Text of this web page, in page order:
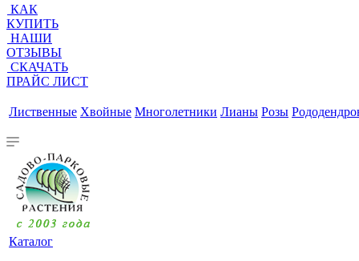
КАК
КУПИТЬ
НАШИ
ОТЗЫВЫ
СКАЧАТЬ
ПРАЙС ЛИСТ
Лиственные Хвойные Многолетники Лианы Розы
Каталог